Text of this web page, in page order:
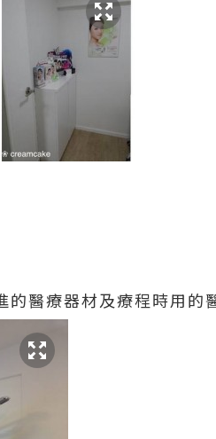
的醫療器材及療程時用的